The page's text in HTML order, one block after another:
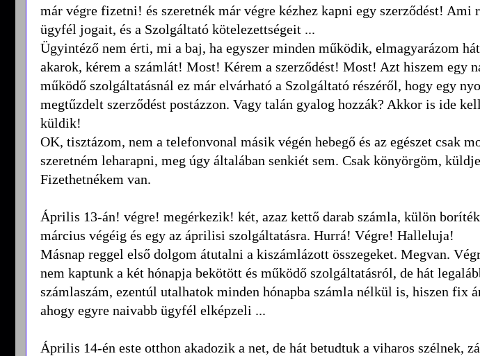
már végre fizetni! és szeretnék már végre kézhez kapni egy szerződést!
ügyfél jogait, és a Szolgáltató kötelezettségeit ...
Ügyintéző nem érti, mi a baj, ha egyszer minden működik, elmagyarázom
akarok, kérem a számlát! Most! Kérem a szerződést! Most! Azt hiszem egy
működő szolgáltatásnál ez már elvárható a Szolgáltató részéről, hogy egy
megtűzdelt szerződést postázzon. Vagy talán gyalog hozzák? Akkor is ide
küldik!
OK, tisztázom, nem a telefonvonal másik végén hebegő és az egészet csak
szeretném leharapni, meg úgy általában senkiét sem. Csak könyörgöm,
Fizethetnékem van.
Április 13-án! végre! megérkezik! két, azaz kettő darab számla, külön
március végéig és egy az áprilisi szolgáltatásra. Hurrá! Végre! Halleluja!
Másnap reggel első dolgom átutalni a kiszámlázott összegeket. Megvan.
nem kaptunk a két hónapja bekötött és működő szolgáltatásról, de hát
számlaszám, ezentúl utalhatok minden hónapba számla nélkül is, hiszen fix
ahogy egyre naivabb ügyfél elképzeli ...
Április 14-én este otthon akadozik a net, de hát betudtuk a viharos szélnek,